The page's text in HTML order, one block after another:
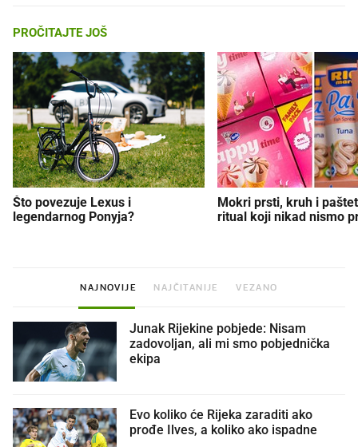
PROČITAJTE JOŠ
Što povezuje Lexus i
legendarnog Ponyja?
Mokri prsti, kruh i
ritual koji nikad nismo
NAJNOVIJE NAJČITANIJE VEZANO
Junak Rijekine pobjede: Nisam
zadovoljan, ali mi smo pobjednička
ekipa
Evo koliko će Rijeka zaraditi ako
prođe Ilves, a koliko ako ispadne